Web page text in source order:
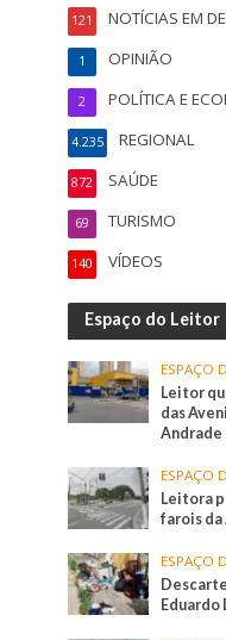
NOTÍCIAS EM
121
OPINIÃO
1
POLÍTICA E
2
REGIONAL
4.235
SAÚDE
872
TURISMO
69
VÍDEOS
140
Espaço do Leitor
ESPAÇO
Leitor
das
Andrade
ESPAÇO
Leitora
farois da
ESPAÇO